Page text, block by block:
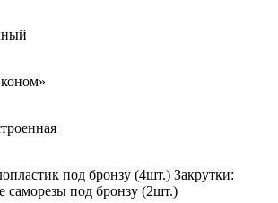
под бронзу (4шт.) Закрутки:
саморезы под бронзу (2шт.)